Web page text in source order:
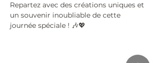
Repartez avec des créations uniques et
un souvenir inoubliable de cette
journée spéciale ! 🎶💖